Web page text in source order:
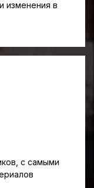
изменения в
с самыми